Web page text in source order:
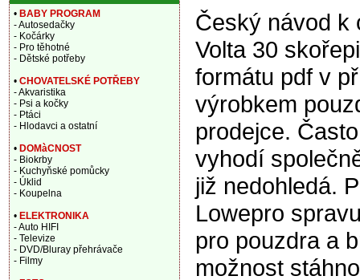
Český návod k
Volta 30
formátu pdf v
výrobkem
prodejce.
vyhodí
již nedohledá.
Lowepro
pro pouzdra a
možnost
• BABY PROGRAM
- Autosedačky
- Kočárky
- Pro těhotné
- Dětské potřeby
• CHOVATELSKÉ POTŘEBY
- Akvaristika
- Psi a kočky
- Ptáci
- Hlodavci a ostatní
• DOMàCNOST
- Biokrby
- Kuchyňské pomůcky
- Úklid
- Koupelna
• ELEKTRONIKA
- Auto HIFI
- Televize
- DVD/Bluray přehrávače
- Filmy